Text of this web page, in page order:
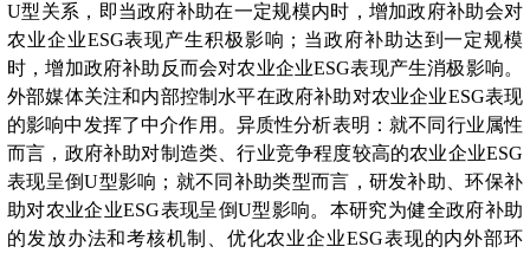
U型关系，即当政府补助在一定规模内时，增加政府补助会对
农业企业ESG表现产生积极影响；当政府补助达到一定规模
时，增加政府补助反而会对农业企业ESG表现产生消极影响。
外部媒体关注和内部控制水平在政府补助对农业企业ESG表现
的影响中发挥了中介作用。异质性分析表明：就不同行业属性
而言，政府补助对制造类、行业竞争程度较高的农业企业ESG
表现呈倒U型影响；就不同补助类型而言，研发补助、环保补
助对农业企业ESG表现呈倒U型影响。本研究为健全政府补助
的发放办法和考核机制、优化农业企业ESG表现的内外部环